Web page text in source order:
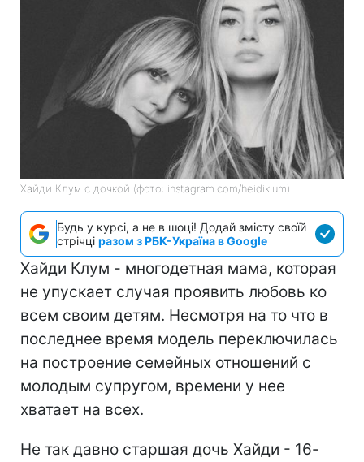
Хайди Клум с дочкой (фото: instagram.com/heidiklum)
Будь у курсі, а не в шоці! Додай змісту своїй
стрічці разом з РБК-Україна в Google
Хайди Клум - многодетная мама, которая
не упускает случая проявить любовь ко
всем своим детям. Несмотря на то что в
последнее время модель переключилась
на построение семейных отношений с
молодым супругом, времени у нее
хватает на всех.
Не так давно старшая дочь Хайди - 16-